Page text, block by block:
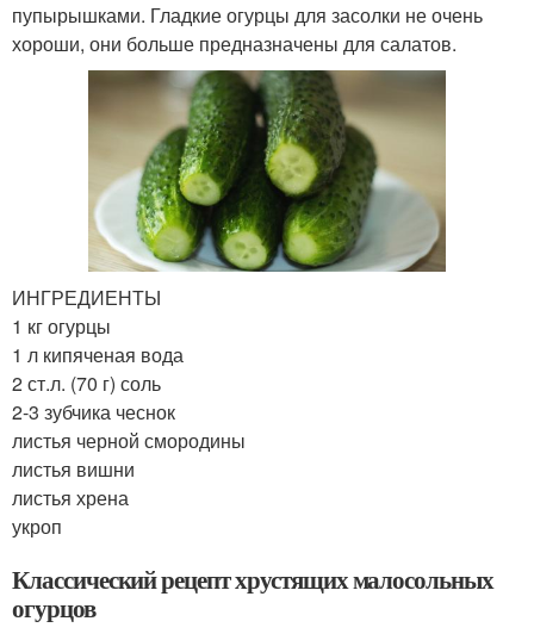
пупырышками. Гладкие огурцы для засолки не очень
хороши, они больше предназначены для салатов.
ИНГРЕДИЕНТЫ
1 кг огурцы
1 л кипяченая вода
2 ст.л. (70 г) соль
2-3 зубчика чеснок
листья черной смородины
листья вишни
листья хрена
укроп
Классический рецепт хрустящих малосольных
огурцов